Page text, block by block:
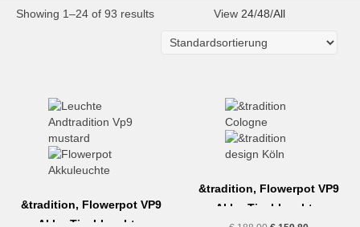
Showing 1–24 of 93 results View 24/48/All
&tradition, Flowerpot VP9
Akku-Tischleuchte,
&tradition, Flowerpot VP9
Akku-Tischleuchte,